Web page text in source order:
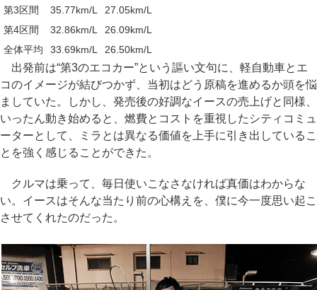
第3区間 35.77km/L
27.05km/L
第4区間
32.86km/L
26.09km/L
全体平均
33.69km/L 26.50km/L
出発前は“第3のエコカー”という謳い文句に、軽自動車とエ
コのイメージが結びつかず、当初はどう原稿を進めるか頭を悩
ましていた。しかし、発売後の好調なイースの売上げと同様、
いったん動き始めると、燃費とコストを重視したシティコミュ
ーターとして、ミラとは異なる価値を上手に引き出しているこ
とを強く感じることができた。
クルマは乗って、毎日使いこなさなければ真価はわからな
い。イースはそんな当たり前の心構えを、僕に今一度思い起こ
させてくれたのだった。